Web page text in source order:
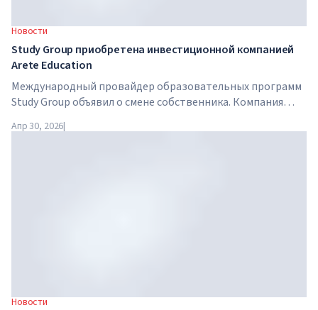
Новости
Study Group приобретена инвестиционной компанией
Arete Education
Международный провайдер образовательных программ
Study Group объявил о смене собственника. Компания
структурой в сфере высшего образования, созданной
Апр 30, 2026|
Новости